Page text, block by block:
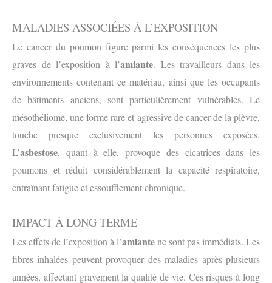
MALADIES ASSOCIÉES À L’EXPOSITION
Le cancer du poumon figure parmi les conséquences les plus
graves de l’exposition à l’amiante. Les travailleurs dans les
environnements contenant ce matériau, ainsi que les occupants
de bâtiments anciens, sont particulièrement vulnérables. Le
mésothéliome, une forme rare et agressive de cancer de la plèvre,
touche presque exclusivement les personnes exposées.
L’asbestose, quant à elle, provoque des cicatrices dans les
poumons et réduit considérablement la capacité respiratoire,
entraînant fatigue et essoufflement chronique.
IMPACT À LONG TERME
Les effets de l’exposition à l’amiantene sont pas immédiats. Les
fibres inhalées peuvent provoquer des maladies après plusieurs
années, affectant gravement la qualité de vie. Ces risques à long